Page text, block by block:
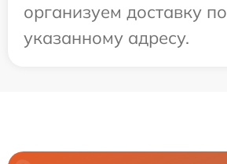
организуем доставку по
указанному адресу.